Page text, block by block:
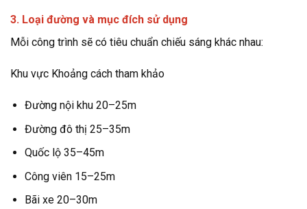
3. Loại đường và mục đích sử dụng
Mỗi công trình sẽ có tiêu chuẩn chiếu sáng khác nhau:
Khu vực Khoảng cách tham khảo
Đường nội khu 20–25m
Đường đô thị 25–35m
Quốc lộ 35–45m
Công viên 15–25m
Bãi xe 20–30m